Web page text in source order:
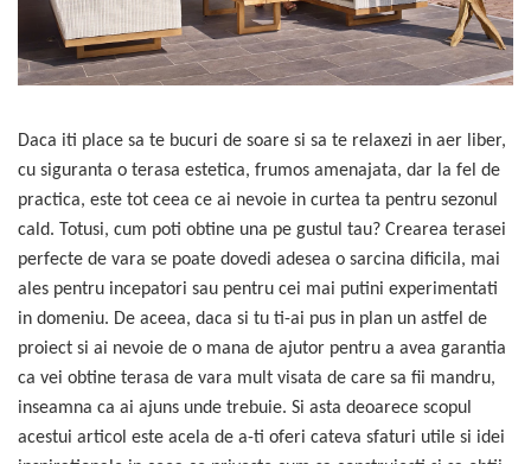
debitoare metal
Pistoale aer cald si truse de lipit
Pistoale de vopsit electrice
Redresoare
Rindele electrice
Rotopercutoare si demolatoare
Scule multifunctionale si masini de
frezat
Slefuitoare
Taietoare de beton
Discuri abrazive
Discuri cu vidia
Lame pendulare si panze
fierastraie
Perii sarma
Seturi si accesorii pentru gaurit,
insurubat si amestecat
Prese, extractoare si scripeti
Scule auto
Truse unelte si scule
Unelte de vopsit, tencuit, gletuit
Fierastraie cu lant
Foarfeci si fierastraie
Garduri artificiale si plase de
protectie solara
Lampi solare si Proiectoare
Lanterne si becuri
Motoburghie, Motosape si
Atomizoare
Playere si Boxe portabile
Pompe apa si accesorii pentru
irigat si stropit
Solutii de Curatare si Intretinere
Daca iti place sa te bucuri de soare si sa te relaxezi in aer liber,
cu siguranta o terasa estetica, frumos amenajata, dar la fel de
practica, este tot ceea ce ai nevoie in curtea ta pentru sezonul
cald. Totusi, cum poti obtine una pe gustul tau? Crearea terasei
perfecte de vara se poate dovedi adesea o sarcina dificila, mai
ales pentru incepatori sau pentru cei mai putini experimentati
in domeniu. De aceea, daca si tu ti-ai pus in plan un astfel de
proiect si ai nevoie de o mana de ajutor pentru a avea garantia
ca vei obtine terasa de vara mult visata de care sa fii mandru,
inseamna ca ai ajuns unde trebuie. Si asta deoarece scopul
acestui articol este acela de a-ti oferi cateva sfaturi utile si idei